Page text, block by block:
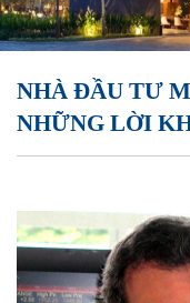
NHÀ ĐẦU TƯ
NHỮNG LỜI